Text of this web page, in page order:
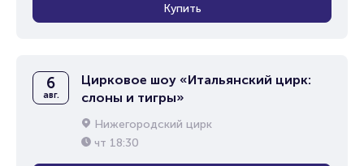
Купить
6
авг.
Цирковое шоу «Итальянский цирк:
слоны и тигры»
Нижегородский цирк
чт 18:30